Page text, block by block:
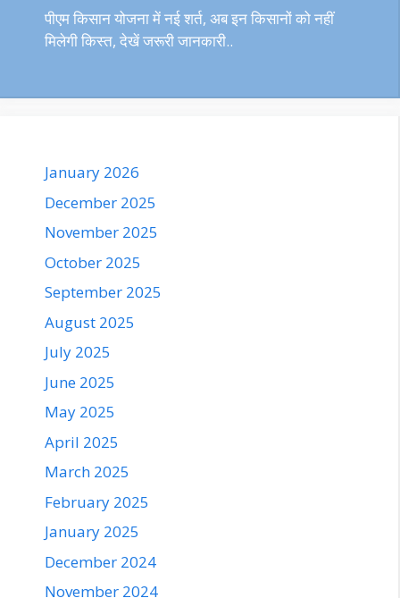
पीएम किसान योजना में नई शर्त, अब इन किसानों को नहीं
मिलेगी किस्त, देखें जरूरी जानकारी..
January 2026
December 2025
November 2025
October 2025
September 2025
August 2025
July 2025
June 2025
May 2025
April 2025
March 2025
February 2025
January 2025
December 2024
November 2024